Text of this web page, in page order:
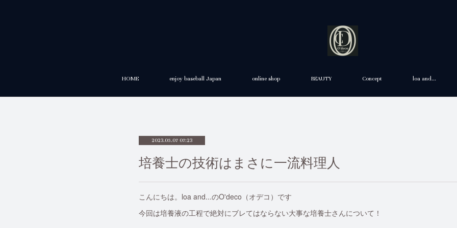
HOME enjoy baseball Japan online shop BEAUTY Concept loa and...
2023.05.07 07:23
培養士の技術はまさに一流料理人
こんにちは。loa and...のO'deco（オデコ）です
今回は培養液の工程で絶対にブレてはならない大事な培養士さんについて！